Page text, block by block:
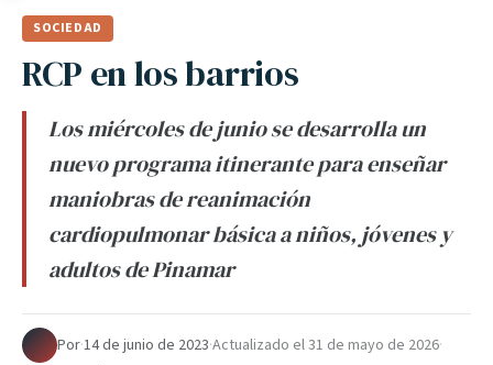
SOCIEDAD
RCP en los barrios
Los miércoles de junio se desarrolla un
nuevo programa itinerante para enseñar
maniobras de reanimación
cardiopulmonar básica a niños, jóvenes y
adultos de Pinamar
Por·14 de junio de 2023·Actualizado el31 de mayo de 2026·